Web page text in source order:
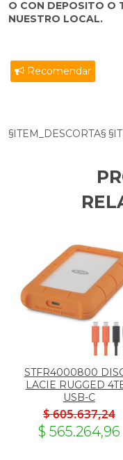
O CON DEPOSITO O
NUESTRO LOCAL.
Recomendar
§ITEM_DESCORTA§
STFR4000800
LACIE RUGGED
USB-C
$ 605.637,24
$ 565.264,96